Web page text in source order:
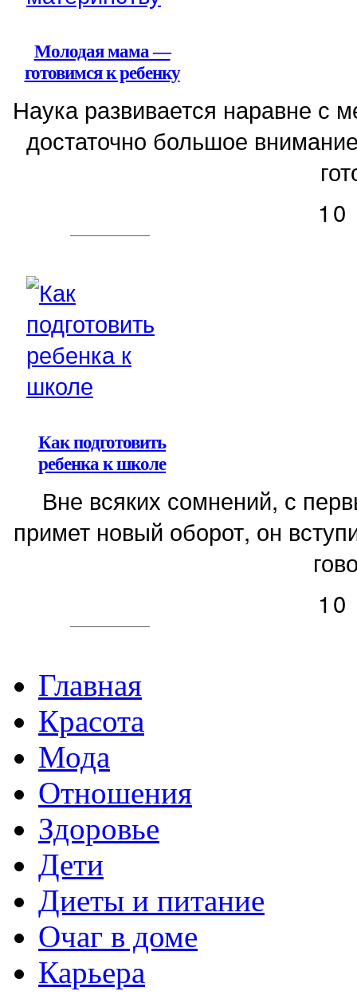
Молодая мама —
готовимся к ребенку
Наука развивается наравне с
достаточно большое
Как подготовить
ребенка к школе
Вне всяких сомнений, с
примет новый оборот, он
Главная
Красота
Мода
Отношения
Здоровье
Дети
Диеты и питание
Очаг в доме
Карьера